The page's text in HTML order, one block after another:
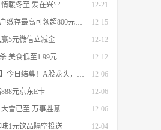
12-21
情暖冬至 爱在兴业
12-15
存最高可领超800元立减金
12-12
赢5元微信立减金
12-12
:美食低至1.99元
12-06
募！A股龙头，尽入此基矣
12-06
元京东E卡
12-06
大雪已至 万事胜意
12-04
味1元饮品隔空投送